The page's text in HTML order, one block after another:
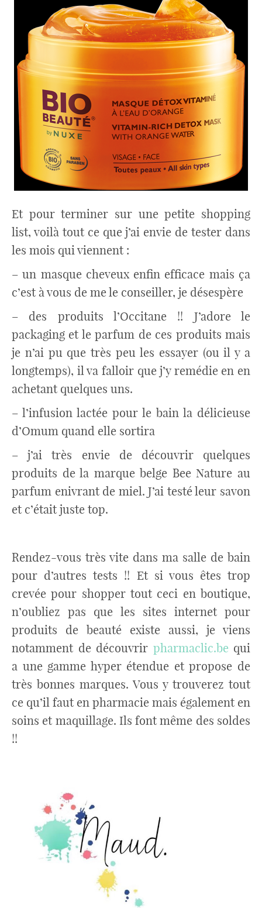
Et pour terminer sur une petite shopping
list, voilà tout ce que j’ai envie de tester dans
les mois qui viennent :
– un masque cheveux enfin efficace mais ça
c’est à vous de me le conseiller, je désespère
– des produits l’Occitane !! J’adore le
packaging et le parfum de ces produits mais
je n’ai pu que très peu les essayer (ou il y a
longtemps), il va falloir que j’y remédie en en
achetant quelques uns.
– l’infusion lactée pour le bain la délicieuse
d’Omum quand elle sortira
– j’ai très envie de découvrir quelques
produits de la marque belge Bee Nature au
parfum enivrant de miel. J’ai testé leur savon
et c’était juste top.
Rendez-vous très vite dans ma salle de bain
pour d’autres tests !! Et si vous êtes trop
crevée pour shopper tout ceci en boutique,
n’oubliez pas que les sites internet pour
produits de beauté existe aussi, je viens
notamment de découvrir pharmaclic.be qui
a une gamme hyper étendue et propose de
très bonnes marques. Vous y trouverez tout
ce qu’il faut en pharmacie mais également en
soins et maquillage. Ils font même des soldes
!!